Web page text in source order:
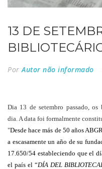
13 DE
PorAutor não informado
Dia 13 de setembro passado, os
dia. A data foi formalmente
"Desde hace más de 50 años
a escasamente un año de su
17.650/54 estableciendo que el
el país el “DÍA DEL